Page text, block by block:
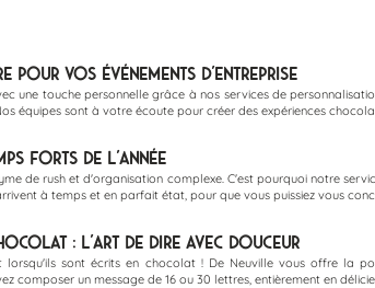
pour Vos Événements d'Entreprise
une touche personnelle grâce à nos services de
équipes sont à votre écoute pour créer des expériences
Forts de l'Année
de rush et d'organisation complexe. C'est pourquoi notre
à temps et en parfait état, pour que vous puissiez vous
: L'Art de Dire avec Douceur
sont écrits en chocolat ! De Neuville vous offre la
composer un message de 16 ou 30 lettres, entièrement en